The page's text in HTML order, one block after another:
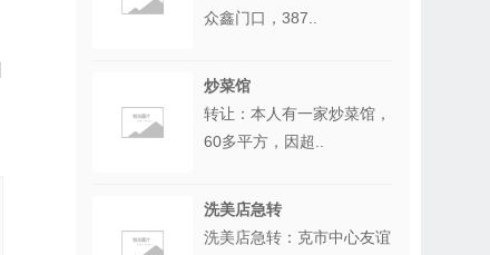
众鑫门口，387..
炒菜馆
转让：本人有一家炒菜馆，
60多平方，因超..
洗美店急转
洗美店急转：克市中心友谊